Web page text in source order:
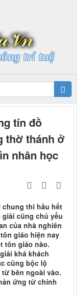
trí tuệ
tín đồ
thờ thánh ở
nhân học
thì hầu hết
cũng chủ yếu
của nhà nghiên
giáo hiện nay
tôn giáo nào.
khá khách
cũng bộc lộ
bên ngoài vào.
ứng từ chính